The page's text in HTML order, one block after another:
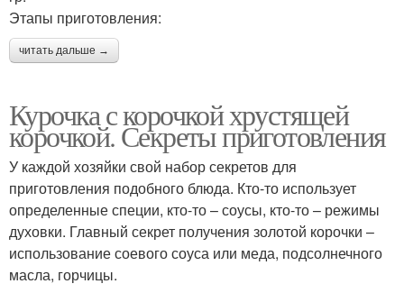
Этапы приготовления:
читать дальше →
Курочка с корочкой хрустящей
корочкой. Секреты приготовления
У каждой хозяйки свой набор секретов для
приготовления подобного блюда. Кто-то использует
определенные специи, кто-то – соусы, кто-то – режимы
духовки. Главный секрет получения золотой корочки –
использование соевого соуса или меда, подсолнечного
масла, горчицы.